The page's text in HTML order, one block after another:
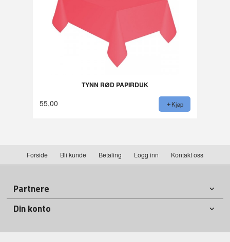
TYNN RØD PAPIRDUK
55,00 Kjøp
Forside Bli kunde Betaling Logg inn Kontakt oss
Partnere
Din konto